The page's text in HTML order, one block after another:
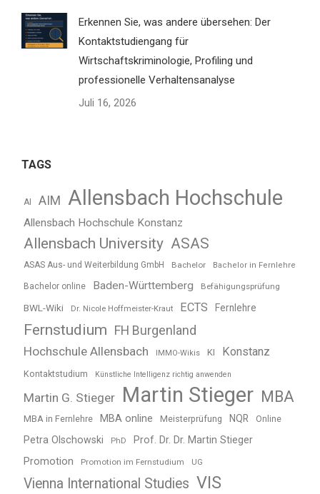
Erkennen Sie, was andere übersehen: Der
Kontaktstudiengang für
Wirtschaftskriminologie, Profiling und
professionelle Verhaltensanalyse
Juli 16, 2026
TAGS
AI AIM Allensbach Hochschule
Allensbach Hochschule Konstanz
Allensbach University ASAS
ASAS Aus- und Weiterbildung GmbH Bachelor Bachelor in Fernlehre
Bachelor online Baden-Württemberg Befähigungsprüfung
BWL-Wiki Dr. Nicole Hoffmeister-Kraut ECTS Fernlehre
Fernstudium
FH Burgenland
Hochschule Allensbach
IMMO-Wikis KI Konstanz
Kontaktstudium Künstliche Intelligenz richtig anwenden
Martin G. Stieger Martin Stieger MBA
MBA in Fernlehre MBA online Meisterprüfung NQR Online
Petra Olschowski PhD Prof. Dr. Dr. Martin Stieger
Promotion Promotion im Fernstudium UG
Vienna International Studies VIS